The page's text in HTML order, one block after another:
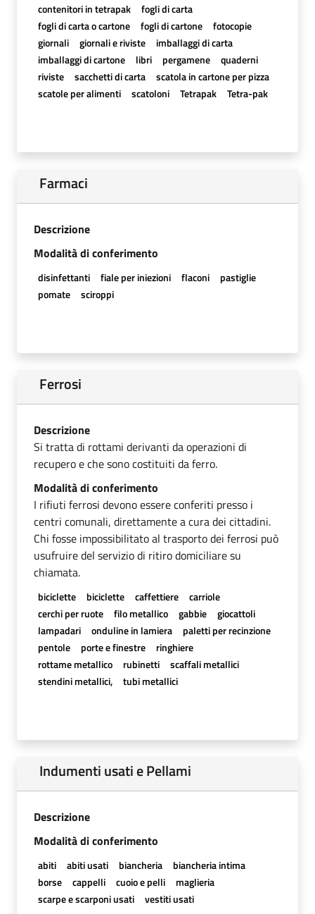
contenitori in tetrapak
fogli di carta
fogli di carta o cartone
fogli di cartone
fotocopie
giornali
giornali e riviste
imballaggi di carta
imballaggi di cartone
libri pergamene
quaderni
riviste
sacchetti di carta
scatola in cartone per pizza
scatole per alimenti
scatoloni Tetrapak Tetra-pak
Farmaci
Descrizione
Modalità di conferimento
disinfettanti fiale per iniezioni flaconi
pastiglie
pomate
sciroppi
Ferrosi
Descrizione
Si tratta di rottami derivanti da operazioni di
recupero e che sono costituiti da ferro.
Modalità di conferimento
I rifiuti ferrosi devono essere conferiti presso i
centri comunali, direttamente a cura dei cittadini.
Chi fosse impossibilitato al trasporto dei ferrosi può
usufruire del servizio di ritiro domiciliare su
chiamata.
biciclette biciclette caffettiere
carriole
cerchi per ruote
filo metallico gabbie
giocattoli
lampadari
onduline in lamiera
paletti per recinzione
pentole
porte e finestre
ringhiere
rottame metallico
rubinetti
scaffali metallici
stendini metallici,
tubi metallici
Indumenti usati e Pellami
Descrizione
Modalità di conferimento
abiti abiti usati biancheria
biancheria intima
borse
cappelli cuoio e pelli
maglieria
scarpe e scarponi usati
vestiti usati